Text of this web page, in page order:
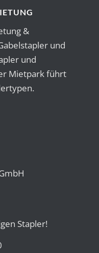
&
und
und
Mietpark führt
Stapler!